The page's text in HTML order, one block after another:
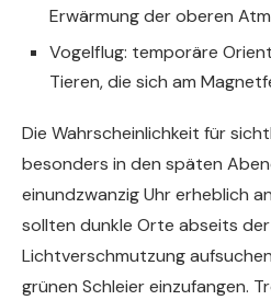
Erwärmung der oberen
Vogelflug: temporäre
Tieren, die sich am
Die Wahrscheinlichkeit für
besonders in den späten
einundzwanzig Uhr erheblich
sollten dunkle Orte abseits
Lichtverschmutzung
grünen Schleier einzufangen.